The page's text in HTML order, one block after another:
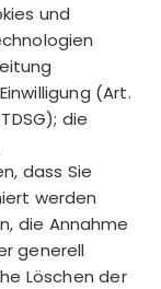
und
(Art.
die
dass Sie
werden
die Annahme
generell
Löschen der